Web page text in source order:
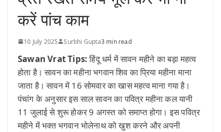
करें पांच काम
10 July 2025 Surbhi Gupta3 min read
Sawan Vrat Tips:हिंदू धर्म में सावन महीने का बड़ा महत्व
होता है। सावन का महीना भगवान शिव का प्रिया महीना माना
जाता है। सावन में 16 सोमवार का खास महत्व माना गया है।
पंचांग के अनुसार इस साल सावन का पवित्र महीना कल यानी
11 जुलाई से शुरू होकर 9 अगस्त को समाप्त होगा। इस पवित्र
महीने में भक्त भगवान भोलेनाथ को खुश करने और अपनी